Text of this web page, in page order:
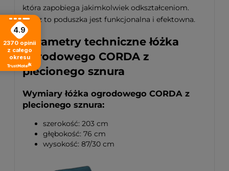
która zapobiega jakimkolwiek odkształceniom.
Przez to poduszka jest funkcjonalna i efektowna.
Parametry techniczne łóżka
ogrodowego CORDA z
plecionego sznura
Wymiary łóżka ogrodowego CORDA z
plecionego sznura:
szerokość: 203 cm
głębokość: 76 cm
wysokość: 87/30 cm
4.9
2370 opinii
z całego
okresu